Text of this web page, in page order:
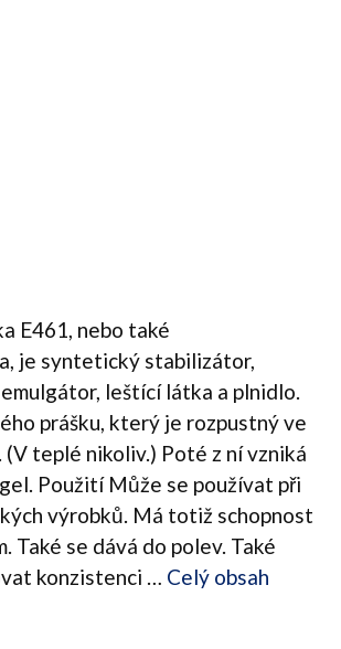
E461, nebo také
je syntetický stabilizátor,
leštící látka a plnidlo.
prášku, který je rozpustný ve
teplé nikoliv.) Poté z ní vzniká
Použití Může se používat při
výrobků. Má totiž schopnost
Také se dává do polev. Také
konzistenci … Celý obsah